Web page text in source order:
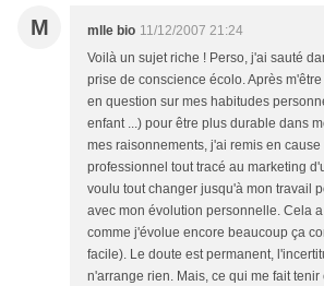
M mlle bio 11/12/2007 21:24
Voilà un sujet riche ! Perso, j'ai sauté
prise de conscience écolo. Après
en question sur mes habitudes
enfant ...) pour être plus durable dans
mes raisonnements, j'ai remis en cause
professionnel tout tracé au marketing
voulu tout changer jusqu'à mon travail
avec mon évolution personnelle. Cela
comme j'évolue encore beaucoup ça
facile). Le doute est permanent,
n'arrange rien. Mais, ce qui me fait tenir